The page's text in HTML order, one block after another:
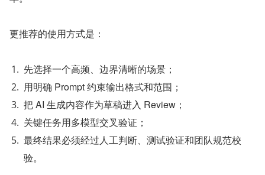
更推荐的使用方式是：
先选择一个高频、边界清晰的场景；
用明确 Prompt 约束输出格式和范围；
把 AI 生成内容作为草稿进入 Review；
关键任务用多模型交叉验证；
最终结果必须经过人工判断、测试验证和团队规范校
验。